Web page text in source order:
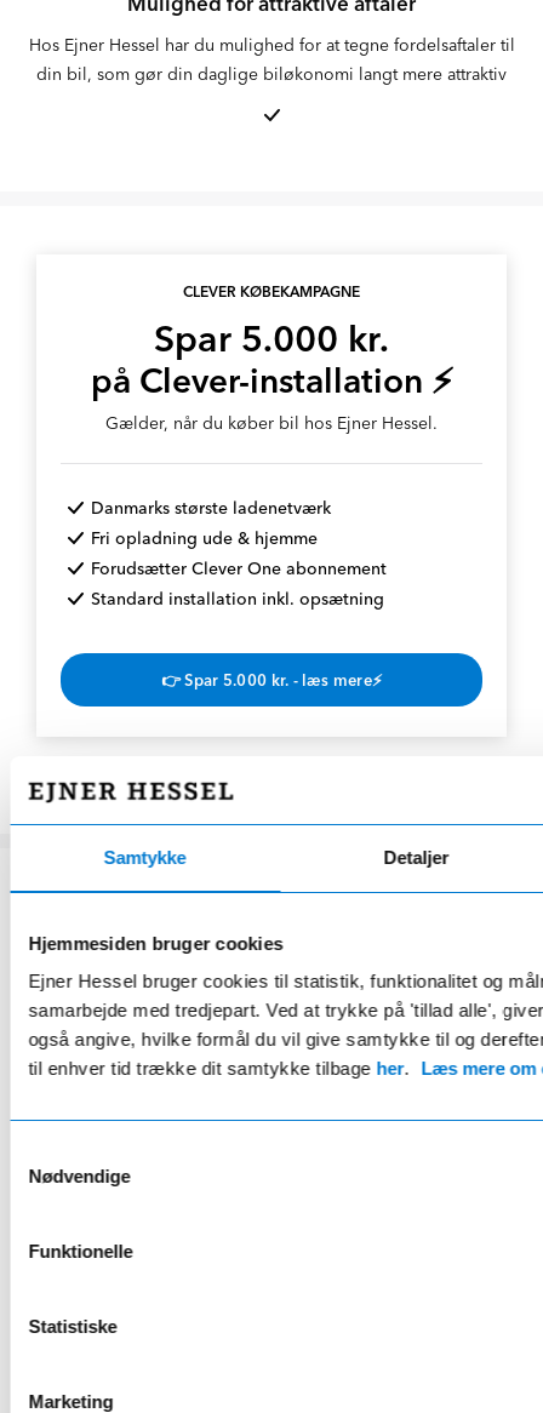
Samtykke Detaljer
Hjemmesiden bruger cookies
Ejner Hessel bruger cookies til statistik, funktionalitet og
samarbejde med tredjepart. Ved at trykke på 'tillad alle',
også angive, hvilke formål du vil give samtykke til og
til enhver tid trække dit samtykke tilbage her. Læs mere om
Nødvendige
Funktionelle
Statistiske
Marketing
Hos Ejner Hessel har du mulighed for at tegne fordelsaftaler til
din bil, som gør din daglige biløkonomi langt mere attraktiv
CLEVER KØBEKAMPAGNE
Spar 5.000 kr.
på Clever-installation ⚡
Gælder, når du køber bil hos Ejner Hessel.
Danmarks største ladenetværk
Fri opladning ude & hjemme
Forudsætter Clever One abonnement
Standard installation inkl. opsætning
👉 Spar 5.000 kr. - læs mere⚡
HESSEL PLUS
Renault fordelsaftale
649 kr/år
Eksklusivt for Renault ejere
12 gratis bilvaske pr. år